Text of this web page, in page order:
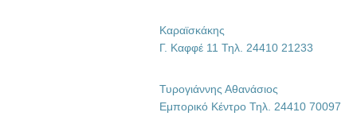
Καραϊσκάκης
Γ. Καφφέ 11 Τηλ. 24410 21233
Τυρογιάννης Αθανάσιος
Εμπορικό Κέντρο Τηλ. 24410 70097